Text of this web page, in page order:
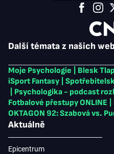
Další témata z našich
Moje Psychologie Blesk
iSport Fantasy
Psychologika - podcast
Fotbalové přestupy ONLINE
OKTAGON 92: Szabová vs.
Aktuálně
Epicentrum